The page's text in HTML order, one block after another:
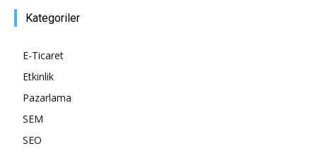
Kategoriler
E-Ticaret
Etkinlik
Pazarlama
SEM
SEO